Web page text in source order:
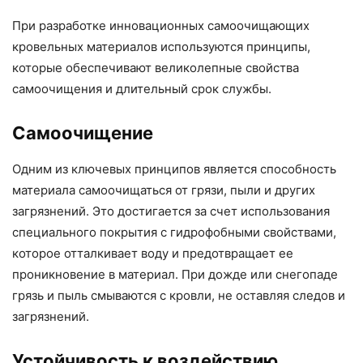
При разработке инновационных самоочищающих
кровельных материалов используются принципы,
которые обеспечивают великолепные свойства
самоочищения и длительный срок службы.
Самоочищение
Одним из ключевых принципов является способность
материала самоочищаться от грязи, пыли и других
загрязнений. Это достигается за счет использования
специального покрытия с гидрофобными свойствами,
которое отталкивает воду и предотвращает ее
проникновение в материал. При дожде или снегопаде
грязь и пыль смываются с кровли, не оставляя следов и
загрязнений.